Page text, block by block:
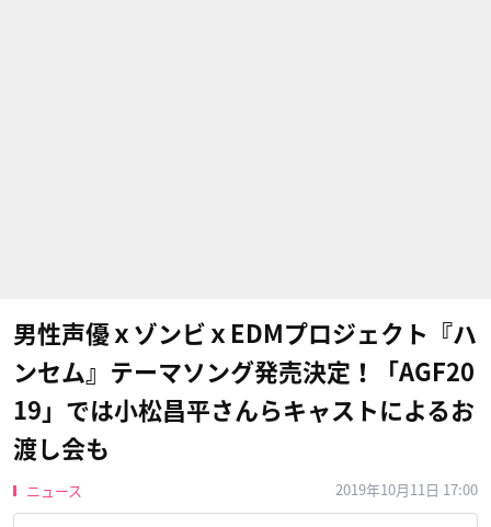
男性声優ｘゾンビｘEDMプロジェクト『ハ
ンセム』テーマソング発売決定！「AGF20
19」では小松昌平さんらキャストによるお
渡し会も
ニュース 2019年10月11日 17:00